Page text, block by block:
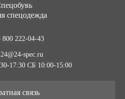
спецодежда
800 222-04-43
24@24-spec.ru
17:30 СБ 10:00-15:00
связь